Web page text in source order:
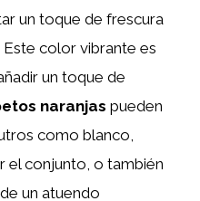
un toque de frescura
color vibrante es
un toque de
naranjas pueden
como blanco,
el conjunto, o también
un atuendo